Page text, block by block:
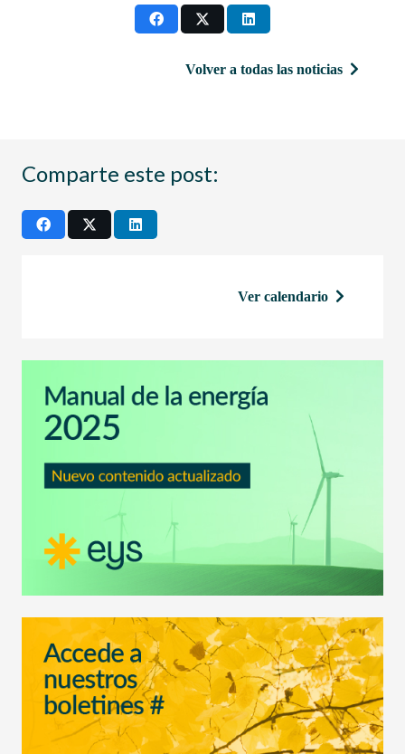
Volver a todas las noticias
Comparte este post:
Ver calendario